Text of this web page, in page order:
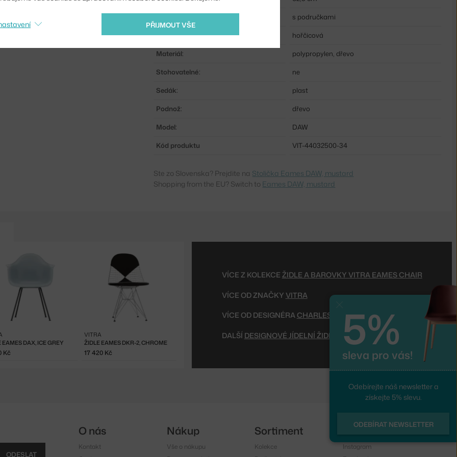
s područkami
Barva:
hořčicová
Materiál:
polypropylen, dřevo
Stohovatelné:
ne
Sedák:
plast
Podnož:
dřevo
Model:
DAW
Kód produktu
VIT-44032500-34
Ste zo Slovenska? Prejdite na Stolička Eames DAW, mustard
Shopping from the EU? Switch to Eames DAW, mustard
EAMES DAX, ICE GREY
Kč
ŽIDLE EAMES DKR-2, CHROME
VITRA
17 420 Kč
VÍCE Z KOLEKCE ŽIDLE A BAROVKY VITRA EAMES CHAIR
VÍCE OD ZNAČKY VITRA
VÍCE OD DESIGNÉRA CHARLES A RAY EAMES
DALŠÍ DESIGNOVÉ JÍDELNÍ ŽIDLE
PŘIJMOUT VŠE
5%
sleva pro vás!
Odebírejte náš newsletter a
získejte 5% slevu.
ODEBÍRAT NEWSLETTER
ODESLAT
O nás
Kontakt
Nákup
Vše o nákupu
Sortiment
Kolekce
Sledujte nás
Instagram